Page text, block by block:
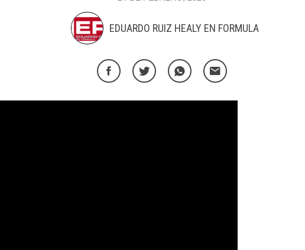
EDUARDO RUIZ HEALY EN FORMULA